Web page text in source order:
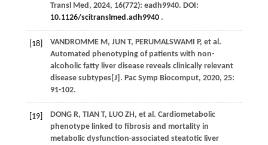
Transl Med , 2024, 16(772): eadh9940. DOI:
10.1126/scitranslmed.adh9940.
[18] VANDROMME M, JUN T, PERUMALSWAMI P, et al .
Automated phenotyping of patients with non-
alcoholic fatty liver disease reveals clinically relevant
disease subtypes[J]. Pac Symp Biocomput, 2020, 25:
91-102.
[19] DONG R, TIAN T, LUO ZH, et al . Cardiometabolic
phenotype linked to fibrosis and mortality in
metabolic dysfunction-associated steatotic liver